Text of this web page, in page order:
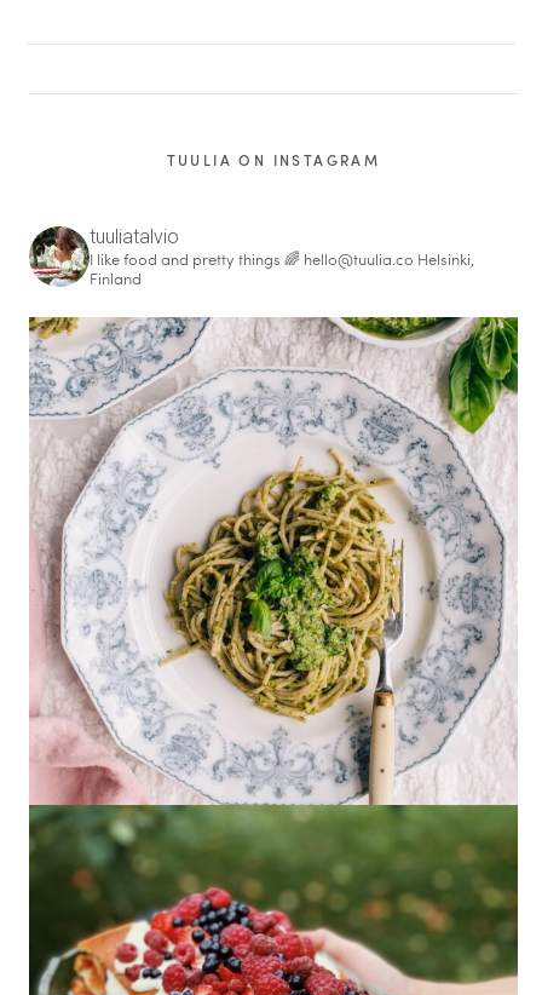
TUULIA ON INSTAGRAM
tuuliatalvio
I like food and pretty things 🌈 hello@tuulia.co Helsinki,
Finland